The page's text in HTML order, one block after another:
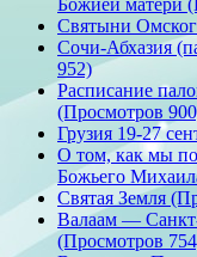
Святыни
Сочи-Абхазия
952)
Расписание
(Просмотров
Грузия 19-27
О том, как мы
Божьего
Святая Земля
Валаам —
(Просмотров